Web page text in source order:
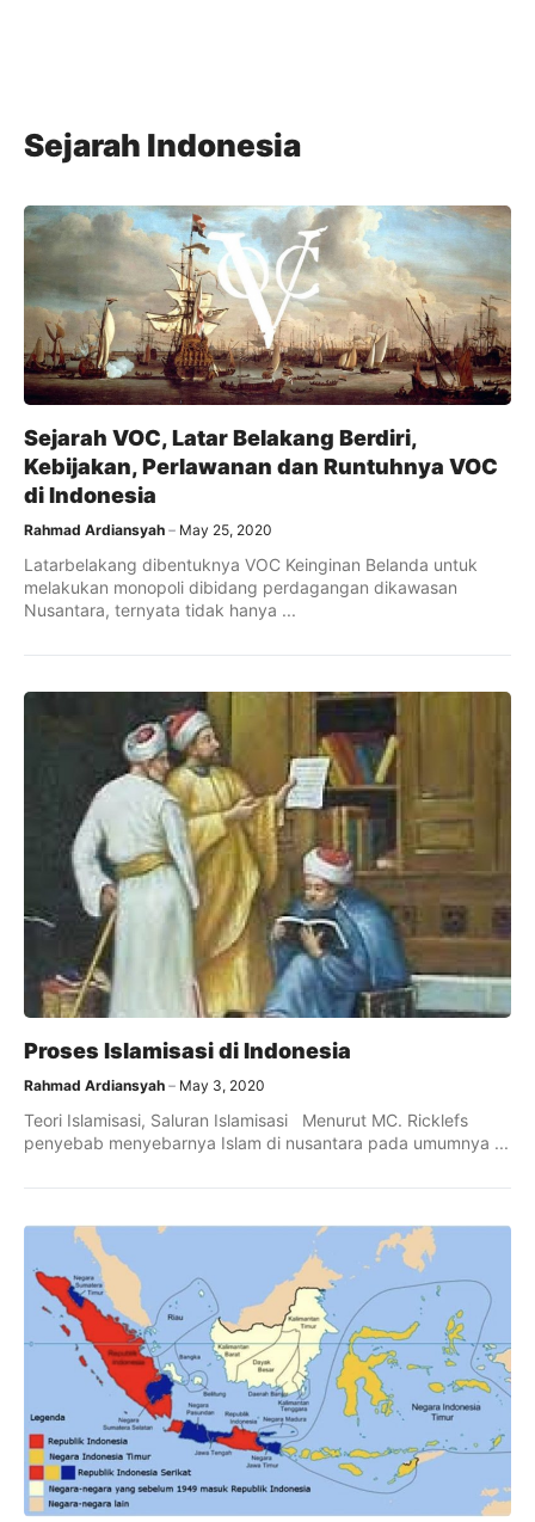
Sejarah Indonesia
Sejarah VOC, Latar Belakang Berdiri,
Kebijakan, Perlawanan dan Runtuhnya VOC
di Indonesia
Rahmad Ardiansyah May 25, 2020
Latarbelakang dibentuknya VOC Keinginan Belanda untuk
melakukan monopoli dibidang perdagangan dikawasan
Nusantara, ternyata tidak hanya ...
Proses Islamisasi di Indonesia
Rahmad Ardiansyah May 3, 2020
Teori Islamisasi, Saluran Islamisasi Menurut MC. Ricklefs
penyebab menyebarnya Islam di nusantara pada umumnya ...